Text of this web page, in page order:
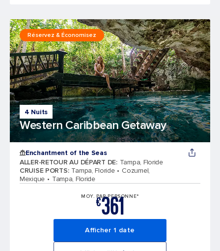
4 Nuits
Western Caribbean Getaway
Réservez & Économisez
Enchantment of the Seas
ALLER-RETOUR AU DÉPART DE: Tampa, Floride
CRUISE PORTS: Tampa, Floride
Cozumel,
Mexique
Tampa, Floride
MOY. PAR PERSONNE*
€361
Afficher 1 date